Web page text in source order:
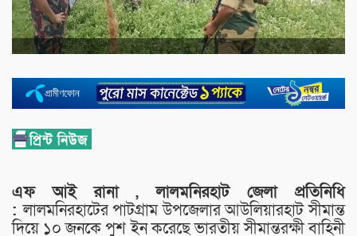
এফ আই রানা , লালমনিরহাট জেলা প্রতিনিধি
:লালমনিরহাটের পাটগ্রাম উপজেলার আউলিয়ারহাট সীমান্ত
দিয়ে ১০ জনকে পুশ ইন করেছে ভারতীয় সীমান্তরক্ষী বাহিনী